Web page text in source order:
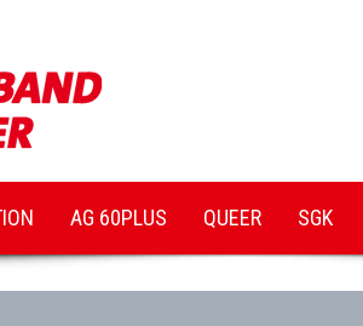
AG 60PLUS QUEER SGK